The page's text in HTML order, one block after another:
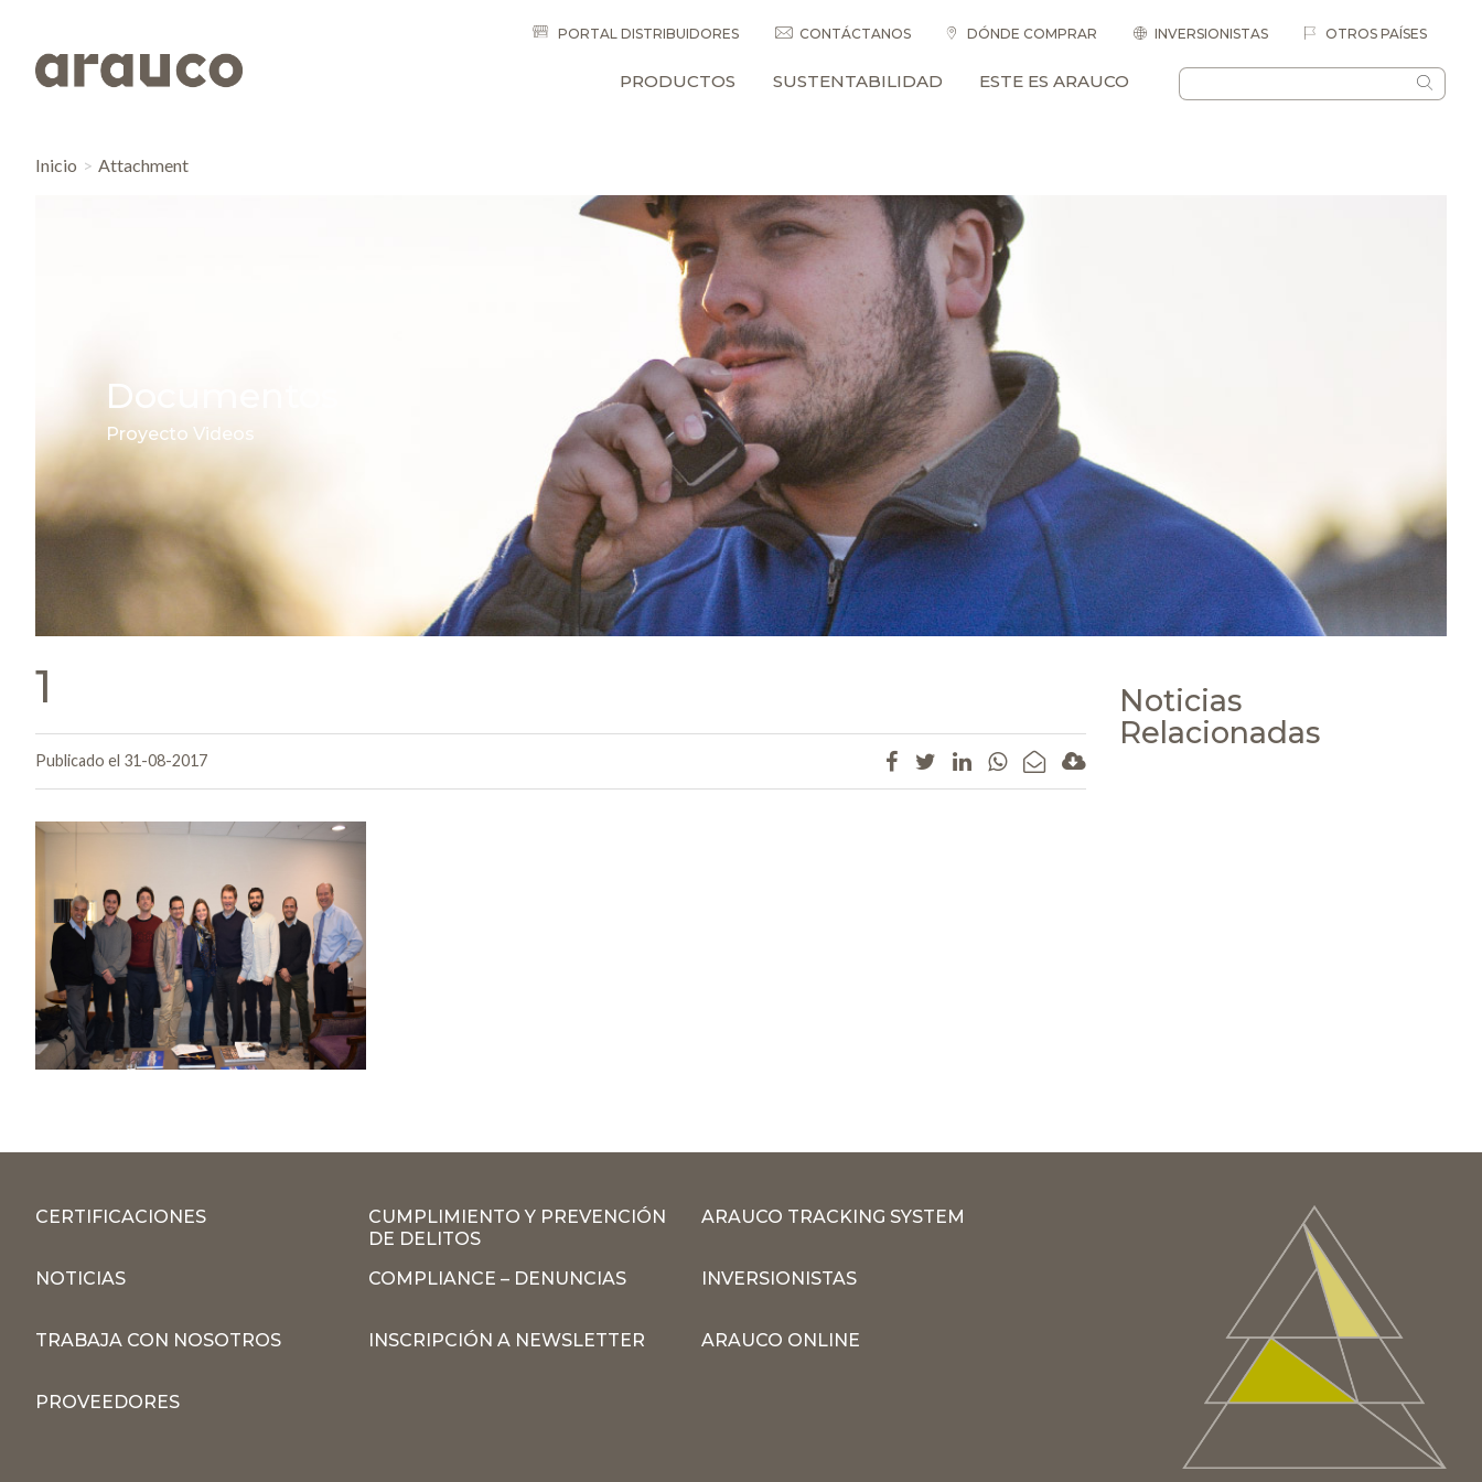
PORTAL DISTRIBUIDORES CONTÁCTANOS DÓNDE COMPRAR INVERSIONISTAS OTROS PAÍSES
PRODUCTOS SUSTENTABILIDAD ESTE ES ARAUCO
Inicio Attachment
Documentos
Proyecto Videos
1
Publicado el 31-08-2017
Noticias
Relacionadas
CERTIFICACIONES
CUMPLIMIENTO Y PREVENCIÓN
DE DELITOS
ARAUCO TRACKING SYSTEM
NOTICIAS COMPLIANCE – DENUNCIAS INVERSIONISTAS
TRABAJA CON NOSOTROS INSCRIPCIÓN A NEWSLETTER ARAUCO ONLINE
PROVEEDORES